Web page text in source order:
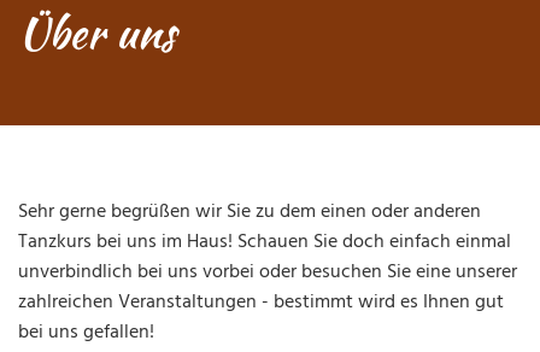
Über uns
Sehr gerne begrüßen wir Sie zu dem einen oder anderen
Tanzkurs bei uns im Haus! Schauen Sie doch einfach einmal
unverbindlich bei uns vorbei oder besuchen Sie eine unserer
zahlreichen Veranstaltungen - bestimmt wird es Ihnen gut
bei uns gefallen!